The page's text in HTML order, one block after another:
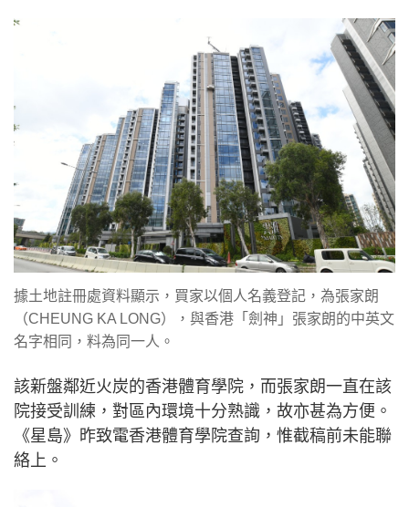
據土地註冊處資料顯示，買家以個人名義登記，為張家朗
（CHEUNG KA LONG），與香港「劍神」張家朗的中英文
名字相同，料為同一人。
該新盤鄰近火炭的香港體育學院，而張家朗一直在該
院接受訓練，對區內環境十分熟識，故亦甚為方便。
《星島》昨致電香港體育學院查詢，惟截稿前未能聯
絡上。